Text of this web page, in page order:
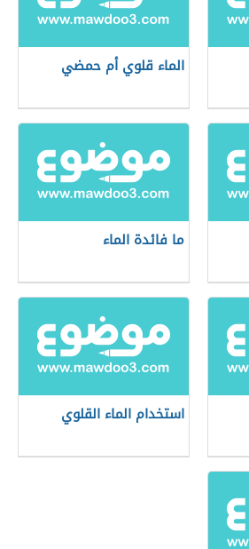
الماء قلوي أم حمضي
ما فائدة الماء
استخدام الماء القلوي